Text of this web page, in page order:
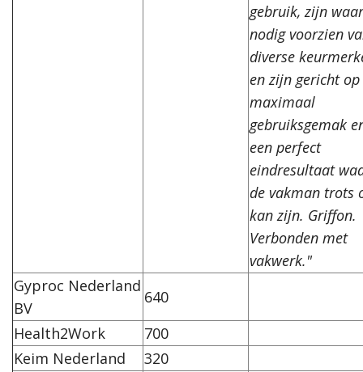
gebruik, zijn waar
nodig voorzien
diverse
en zijn gericht op
maximaal
gebruiksgemak
een perfect
eindresultaat
de vakman trots
kan zijn. Griffon.
Verbonden met
vakwerk."
Gyproc Nederland
BV
640
Health2Work
700
Keim Nederland
320